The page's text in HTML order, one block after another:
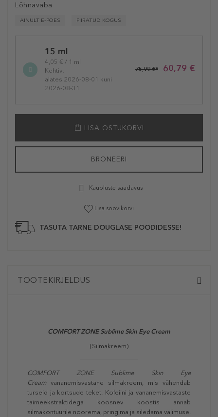
Lõhnavaba
AINULT E-POES PIIRATUD KOGUS
variation15 ml
4,05 € / 1 ml
Kehtiv:
alates 2026-08-01 kuni
2026-08-31
60,79 €
75,99 €*
LISA OSTUKORVI
BRONEERI
Kaupluste saadavus
Lisa soovikorvi
TASUTA TARNE DOUGLASE POODIDESSE!
TOOTEKIRJELDUS
COMFORT ZONE Sublime Skin Eye Cream
(Silmakreem)
COMFORT ZONE Sublime Skin Eye
Cream vananemisvastane silmakreem, mis vähendab
turseid ja kortsude teket. Kofeiini ja vananemisvastaste
taimeekstraktidega koosnev koostis annab
silmakontuurile noorema, pringima ja siledama välimuse.